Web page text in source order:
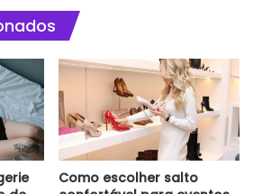
Como escolher salto